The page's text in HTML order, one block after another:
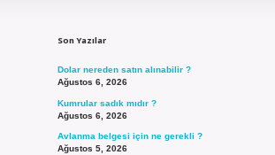
Son Yazılar
Dolar nereden satın alınabilir ?
Ağustos 6, 2026
Kumrular sadık mıdır ?
Ağustos 6, 2026
Avlanma belgesi için ne gerekli ?
Ağustos 5, 2026